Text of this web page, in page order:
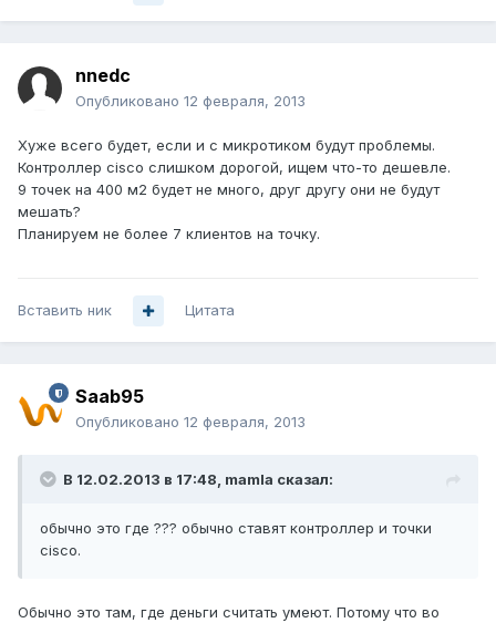
nnedc
Опубликовано 12 февраля, 2013
Хуже всего будет, если и с микротиком будут проблемы.
Контроллер cisco слишком дорогой, ищем что-то дешевле.
9 точек на 400 м2 будет не много, друг другу они не будут
мешать?
Планируем не более 7 клиентов на точку.
Вставить ник Цитата
Saab95
Опубликовано 12 февраля, 2013
В 12.02.2013 в 17:48, mamla сказал:
обычно это где ??? обычно ставят контроллер и точки
cisco.
Обычно это там, где деньги считать умеют. Потому что во